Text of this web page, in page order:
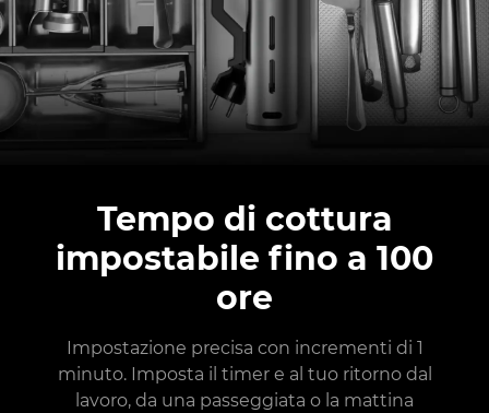
Tempo di cottura
impostabile fino a 100
ore
Impostazione precisa con incrementi di 1
minuto. Imposta il timer e al tuo ritorno dal
lavoro, da una passeggiata o la mattina